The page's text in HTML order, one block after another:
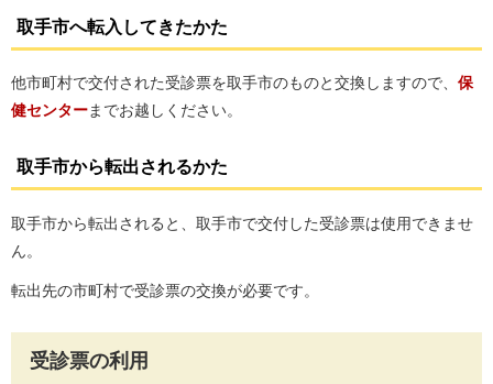
取手市へ転入してきたかた
他市町村で交付された受診票を取手市のものと交換しますので、 保
健センターまでお越しください。
取手市から転出されるかた
取手市から転出されると、取手市で交付した受診票は使用できませ
ん。
転出先の市町村で受診票の交換が必要です。
受診票の利用